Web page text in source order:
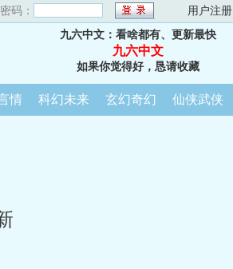
密码： 用户注册
九六中文：看啥都有、更新最快
九六中文
如果你觉得好，恳请收藏
情 科幻未来 玄幻奇幻 仙侠武侠